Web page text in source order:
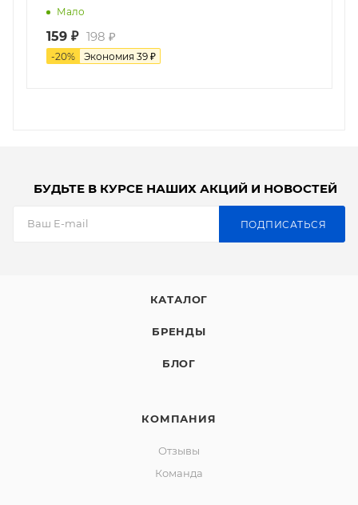
Мало
159 ₽ 198 ₽
-20% Экономия 39 ₽
БУДЬТЕ В КУРСЕ НАШИХ АКЦИЙ И НОВОСТЕЙ
ПОДПИСАТЬСЯ
КАТАЛОГ
БРЕНДЫ
БЛОГ
КОМПАНИЯ
Отзывы
Команда